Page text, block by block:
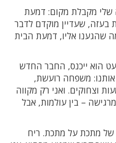
שלי מקבלת מקום: דמעת
שעדיין מוקדם לדבר
שהגענו אליו, דמעת הבית
הוא ייכנס, החבר החדש
אותנו: משפחה רועשת,
וצחוקים. ואני רק מקווה
– בין עולמות, אבל
של מתכת על מתכת. ריח